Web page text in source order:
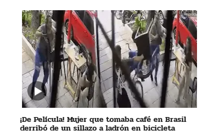
¡De Película! Mujer que tomaba café en Brasil
derribó de un sillazo a ladrón en bicicleta